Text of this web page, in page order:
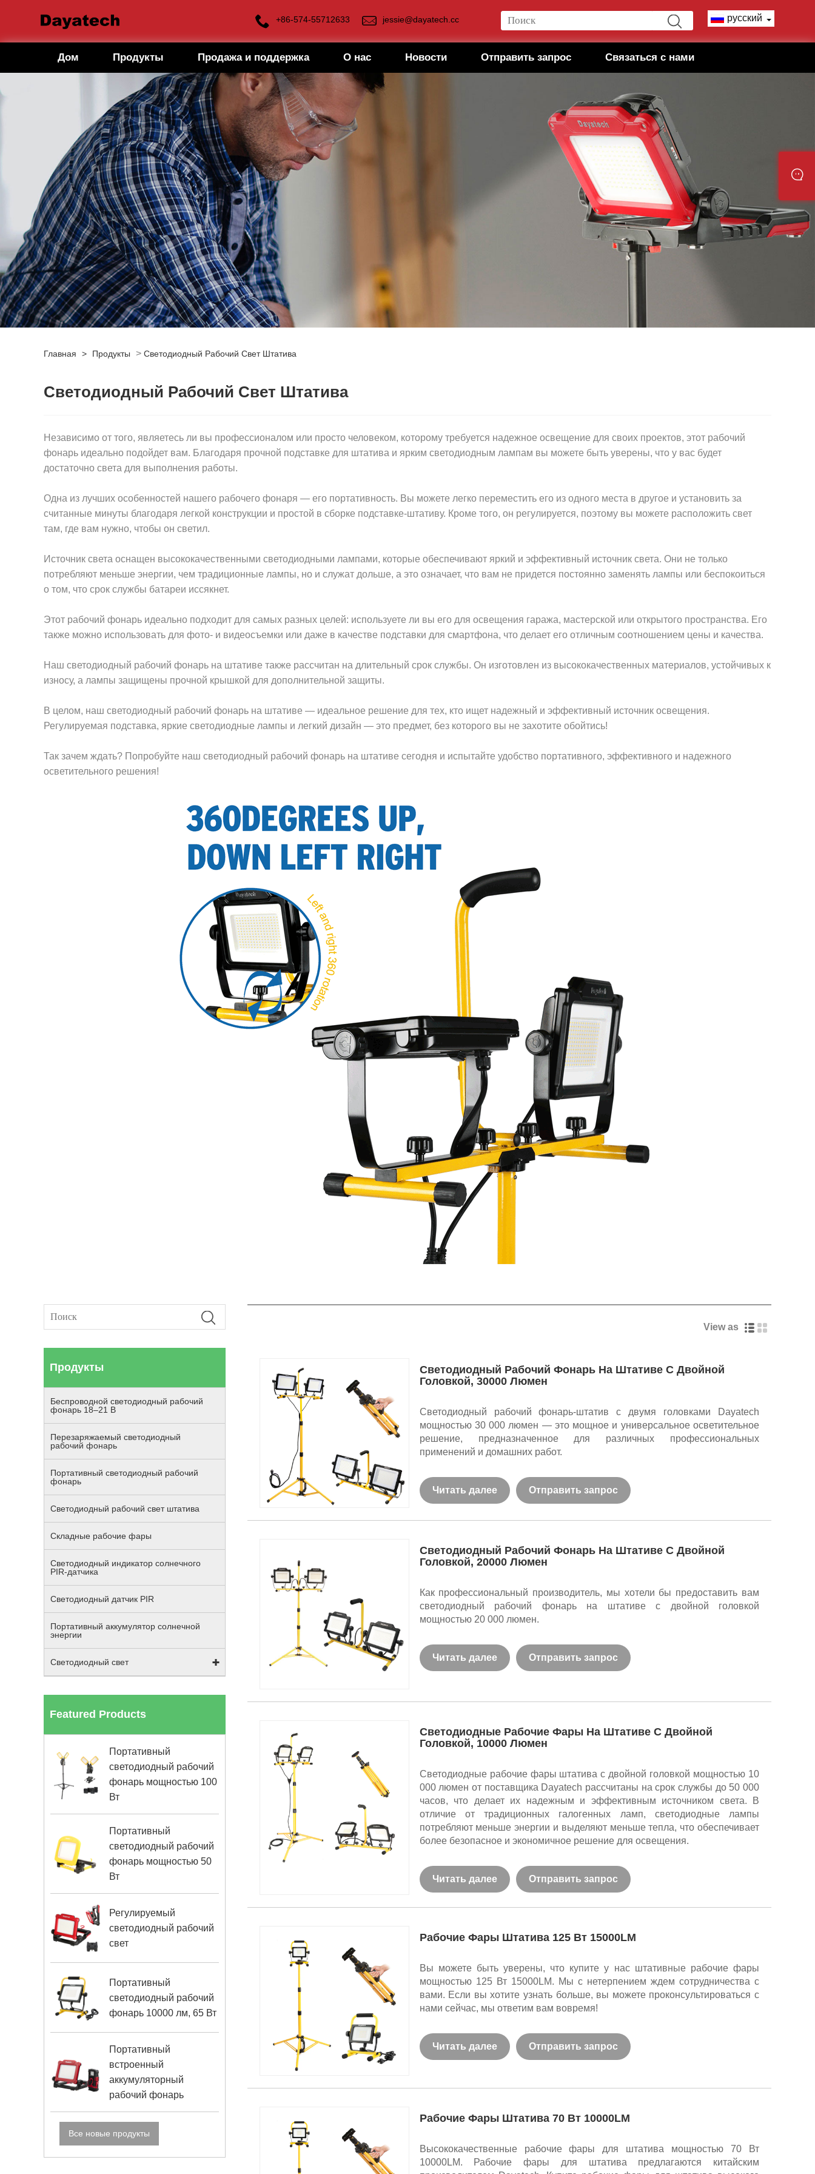
+86-574-55712633 jessie@dayatech.cc русский
Дом Продукты Продажа и поддержка О нас Новости Отправить запрос Связаться с нами
Главная > Продукты > Светодиодный Рабочий Свет Штатива
Светодиодный Рабочий Свет Штатива
Независимо от того, являетесь ли вы профессионалом или просто человеком, которому требуется надежное освещение для своих проектов, этот рабочий
фонарь идеально подойдет вам. Благодаря прочной подставке для штатива и ярким светодиодным лампам вы можете быть уверены, что у вас будет
достаточно света для выполнения работы.
Одна из лучших особенностей нашего рабочего фонаря — его портативность. Вы можете легко переместить его из одного места в другое и установить за
считанные минуты благодаря легкой конструкции и простой в сборке подставке-штативу. Кроме того, он регулируется, поэтому вы можете расположить свет
там, где вам нужно, чтобы он светил.
Источник света оснащен высококачественными светодиодными лампами, которые обеспечивают яркий и эффективный источник света. Они не только
потребляют меньше энергии, чем традиционные лампы, но и служат дольше, а это означает, что вам не придется постоянно заменять лампы или беспокоиться
о том, что срок службы батареи иссякнет.
Этот рабочий фонарь идеально подходит для самых разных целей: используете ли вы его для освещения гаража, мастерской или открытого пространства. Его
также можно использовать для фото- и видеосъемки или даже в качестве подставки для смартфона, что делает его отличным соотношением цены и качества.
Наш светодиодный рабочий фонарь на штативе также рассчитан на длительный срок службы. Он изготовлен из высококачественных материалов, устойчивых к
износу, а лампы защищены прочной крышкой для дополнительной защиты.
В целом, наш светодиодный рабочий фонарь на штативе — идеальное решение для тех, кто ищет надежный и эффективный источник освещения.
Регулируемая подставка, яркие светодиодные лампы и легкий дизайн — это предмет, без которого вы не захотите обойтись!
Так зачем ждать? Попробуйте наш светодиодный рабочий фонарь на штативе сегодня и испытайте удобство портативного, эффективного и надежного
осветительного решения!
Продукты
Беспроводной светодиодный рабочий
фонарь 18–21 В
Перезаряжаемый светодиодный
рабочий фонарь
Портативный светодиодный рабочий
фонарь
Светодиодный рабочий свет штатива
Складные рабочие фары
Светодиодный индикатор солнечного
PIR-датчика
Светодиодный датчик PIR
Портативный аккумулятор солнечной
энергии
Светодиодный свет
Featured Products
Портативный
светодиодный рабочий
фонарь мощностью 100
Вт
Портативный
светодиодный рабочий
фонарь мощностью 50
Вт
Регулируемый
светодиодный рабочий
свет
Портативный
светодиодный рабочий
фонарь 10000 лм, 65 Вт
Портативный
встроенный
аккумуляторный
рабочий фонарь
Все новые продукты
View as
Светодиодный Рабочий Фонарь На Штативе С Двойной
Головкой, 30000 Люмен
Светодиодный рабочий фонарь-штатив с двумя головками Dayatech
мощностью 30 000 люмен — это мощное и универсальное осветительное
решение, предназначенное для различных профессиональных
применений и домашних работ.
Читать далее Отправить запрос
Светодиодный Рабочий Фонарь На Штативе С Двойной
Головкой, 20000 Люмен
Как профессиональный производитель, мы хотели бы предоставить вам
светодиодный рабочий фонарь на штативе с двойной головкой
мощностью 20 000 люмен.
Читать далее Отправить запрос
Светодиодные Рабочие Фары На Штативе С Двойной
Головкой, 10000 Люмен
Светодиодные рабочие фары штатива с двойной головкой мощностью 10
000 люмен от поставщика Dayatech рассчитаны на срок службы до 50 000
часов, что делает их надежным и эффективным источником света. В
отличие от традиционных галогенных ламп, светодиодные лампы
потребляют меньше энергии и выделяют меньше тепла, что обеспечивает
более безопасное и экономичное решение для освещения.
Читать далее Отправить запрос
Рабочие Фары Штатива 125 Вт 15000LM
Вы можете быть уверены, что купите у нас штативные рабочие фары
мощностью 125 Вт 15000LM. Мы с нетерпением ждем сотрудничества с
вами. Если вы хотите узнать больше, вы можете проконсультироваться с
нами сейчас, мы ответим вам вовремя!
Читать далее Отправить запрос
Рабочие Фары Штатива 70 Вт 10000LM
Высококачественные рабочие фары для штатива мощностью 70 Вт
10000LM. Рабочие фары для штатива предлагаются китайским